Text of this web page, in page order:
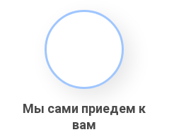
Мы сами приедем к
вам